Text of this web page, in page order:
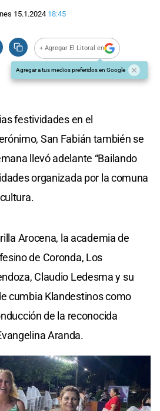
15.1.2024 18:45
+ Agregar El Litoral en
Agregar a tus medios preferidos en Google
festividades en el
San Fabián también se
llevó adelante “Bailando
organizada por la comuna
Arocena, la academia de
de Coronda, Los
Claudio Ledesma y su
cumbia Klandestinos como
de la reconocida
Aranda.